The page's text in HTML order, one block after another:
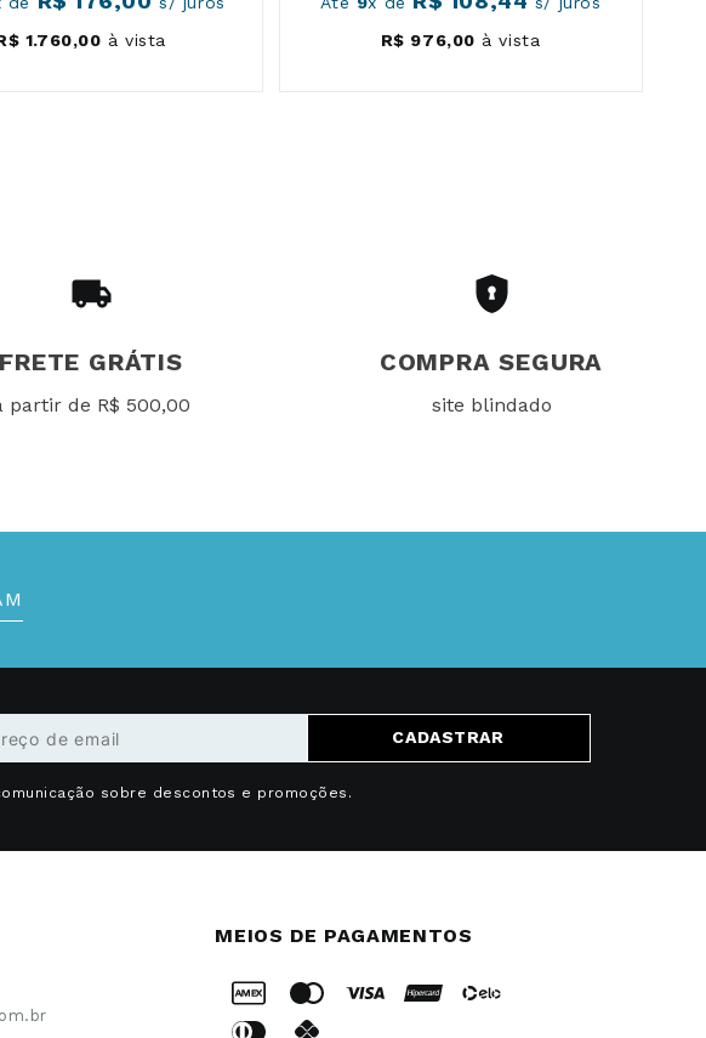
1.760,00 à vista
R$ 976,00 à vista
FRETE GRÁTIS
partir de R$ 500,00
COMPRA SEGURA
site blindado
CADASTRAR
sobre descontos e promoções.
MEIOS DE PAGAMENTOS